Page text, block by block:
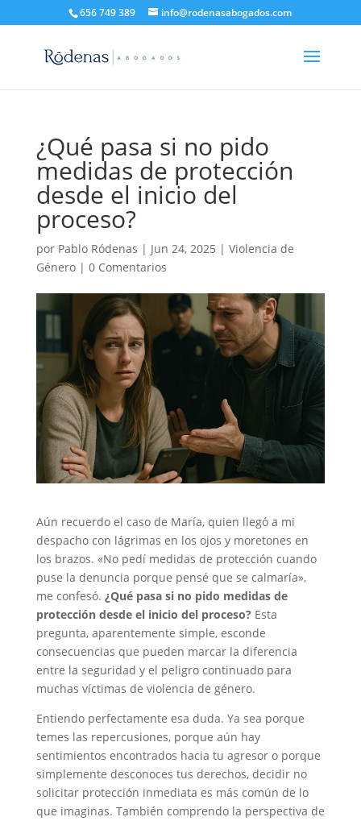
656 749 389 info@rodenasabogados.com
¿Qué pasa si no pido
medidas de protección
desde el inicio del
proceso?
por Pablo Ródenas | Jun 24, 2025 | Violencia de
Género| 0 Comentarios
Aún recuerdo el caso de María, quien llegó a mi
despacho con lágrimas en los ojos y moretones en
los brazos. «No pedí medidas de protección cuando
puse la denuncia porque pensé que se calmaría»,
me confesó. ¿Qué pasa si no pido medidas de
protección desde el inicio del proceso?Esta
pregunta, aparentemente simple, esconde
consecuencias que pueden marcar la diferencia
entre la seguridad y el peligro continuado para
muchas víctimas de violencia de género.
Entiendo perfectamente esa duda. Ya sea porque
temes las repercusiones, porque aún hay
sentimientos encontrados hacia tu agresor o porque
simplemente desconoces tus derechos, decidir no
solicitar protección inmediata es más común de lo
que imaginas. También comprendo la perspectiva de